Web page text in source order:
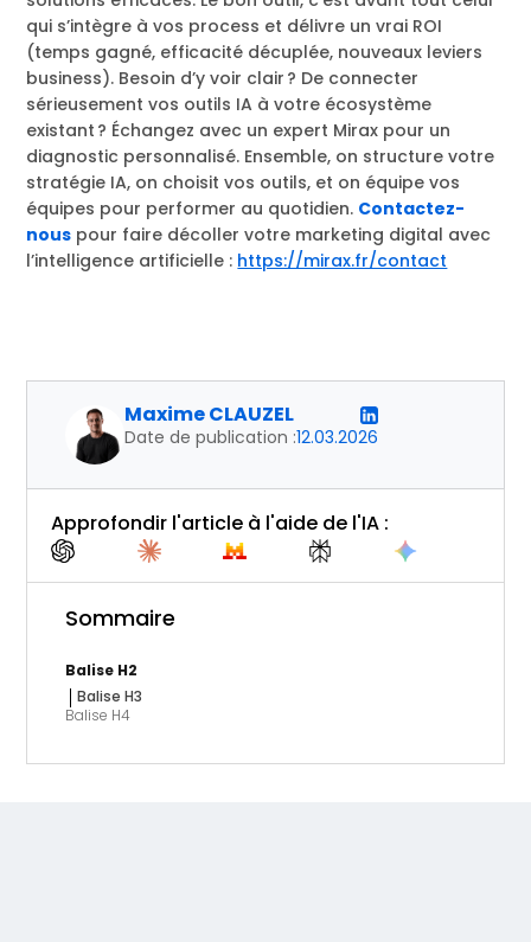
Maxime CLAUZEL
Date de publication :12.03.2026
Approfondir l'article à l'aide de l'IA :
Sommaire
Balise H2
Balise H3
Balise H4
qui s’intègre à vos process et délivre un vrai ROI
(temps gagné, efficacité décuplée, nouveaux leviers
business). Besoin d’y voir clair ? De connecter
sérieusement vos outils IA à votre écosystème
existant ? Échangez avec un expert Mirax pour un
diagnostic personnalisé. Ensemble, on structure votre
stratégie IA, on choisit vos outils, et on équipe vos
équipes pour performer au quotidien. Contactez-
nous pour faire décoller votre marketing digital avec
l’intelligence artificielle : https://mirax.fr/contact